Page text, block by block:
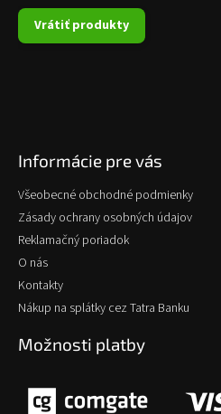
Vrátiť produkty
Informácie pre vás
Všeobecné obchodné podmienky
Zásady ochrany osobných údajov
Reklamačný poriadok
O nás
Kontakty
Nákup na splátky cez Tatra Banku
Možnosti platby